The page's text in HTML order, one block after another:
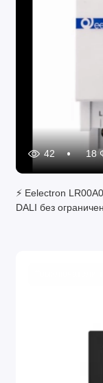
42 18
⚡ Eelectron
DALI без